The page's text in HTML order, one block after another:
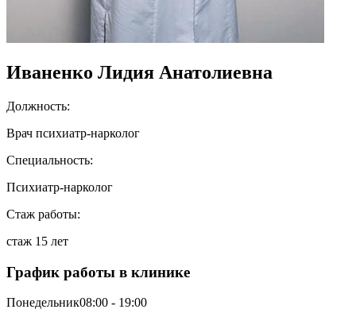
Иваненко Лидия Анатолиевна
Должность:
Врач психиатр-нарколог
Специальность:
Психиатр-нарколог
Стаж работы:
стаж 15 лет
График работы в клинике
Понедельник08:00 - 19:00